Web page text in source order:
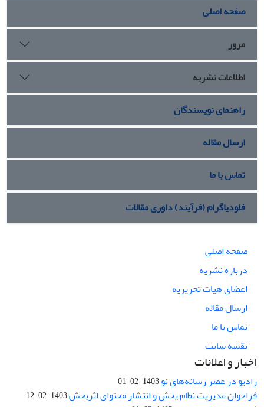
صفحه اصلی
مرور
اطلاعات نشریه
راهنمای نویسندگان
ارسال مقاله
تماس با ما
فلودیاگرام (فرآیند) داوری مقالات
صفحه اصلی
درباره نشریه
اعضای هیات تحریریه
ارسال مقاله
تماس با ما
نقشه سایت
اخبار و اعلانات
رادیو در عصر رسانه‌های نو1403-02-01
فراخوان مدیریت نظام پخش و انتشار محتوای اثربخش1403-02-12